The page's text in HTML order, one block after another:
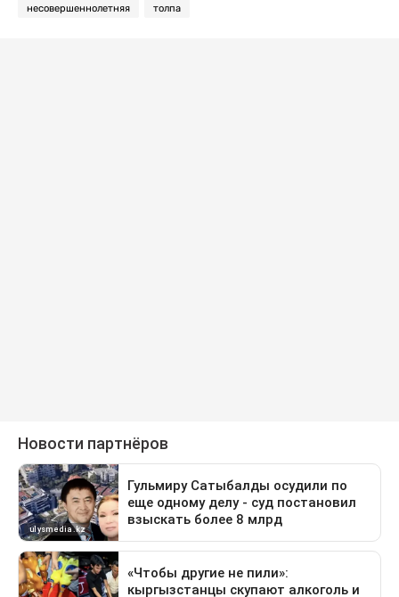
несовершеннолетняя толпа